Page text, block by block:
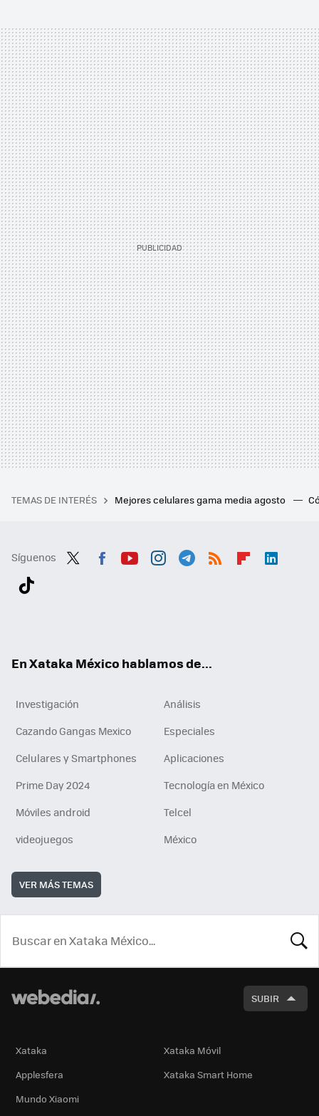
TEMAS DE INTERÉS Mejores celulares gama media agosto
Síguenos
En Xataka México hablamos de...
Investigación
Análisis
Cazando Gangas Mexico
Especiales
Celulares y Smartphones
Aplicaciones
Prime Day 2024
Tecnología en México
Móviles android
Telcel
videojuegos
México
VER MÁS TEMAS
SUBIR
Xataka
Xataka Móvil
Applesfera
Xataka Smart Home
Mundo Xiaomi